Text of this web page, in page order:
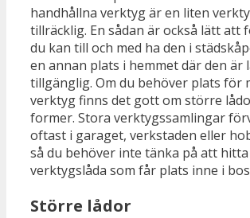
handhållna verktyg är en liten
tillräcklig. En sådan är också lätt att
du kan till och med ha den i
en annan plats i hemmet där den är
tillgänglig. Om du behöver plats för
verktyg finns det gott om större
former. Stora verktygssamlingar
oftast i garaget, verkstaden eller
så du behöver inte tänka på att
verktygslåda som får plats inne i
Större lådor